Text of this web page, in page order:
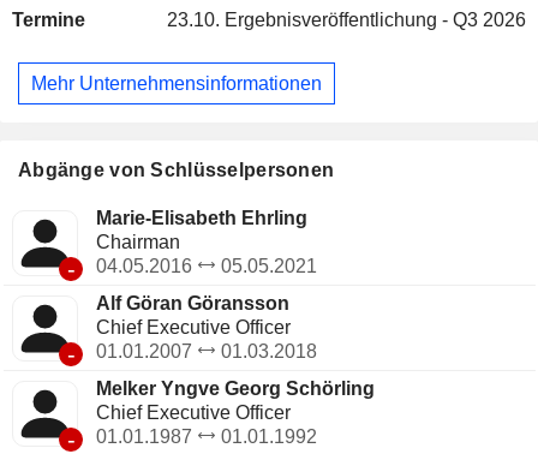
Alarmanlagenüberwachung für Privathaushalte sowie kleine
Ibero-America“ erbringt Sicherheitsdienstleistungen in
Lateinamerika, Portugal und Spanien. „New Markets“
Unternehmens gehören Selectron, Rentsec, Vamsa,
Suddeutsche Bewachung und Johnson & Thompson.
Termine 23.10. Ergebnisveröffentlichung - Q3 2026
Mehr Unternehmensinformationen
Abgänge von Schlüsselpersonen
-
Marie-Elisabeth Ehrling
Chairman
04.05.2016
05.05.2021
-
Alf Göran Göransson
Chief Executive Officer
01.01.2007
01.03.2018
-
Melker Yngve Georg Schörling
Chief Executive Officer
01.01.1987
01.01.1992